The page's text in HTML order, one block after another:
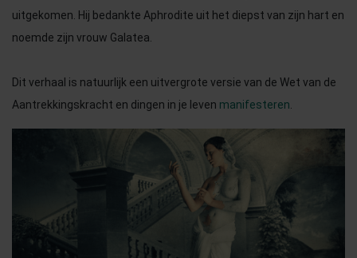
uitgekomen. Hij bedankte Aphrodite uit het diepst van zijn hart en
noemde zijn vrouw Galatea.
Dit verhaal is natuurlijk een uitvergrote versie van de Wet van de
Aantrekkingskracht en dingen in je leven manifesteren